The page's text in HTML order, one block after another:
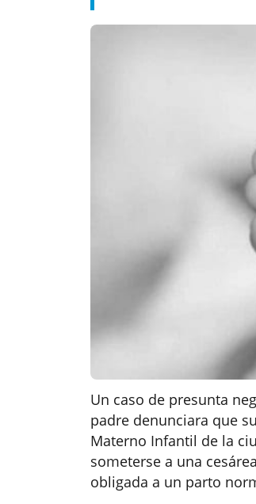
Un caso de presunta
padre denunciara que
Materno Infantil de la
someterse a una
obligada a un parto